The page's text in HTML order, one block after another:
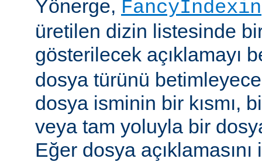
Yönerge,
üretilen dizin listesinde
gösterilecek açıklamayı
dosya türünü
dosya isminin bir kısmı,
veya tam yoluyla bir
Eğer dosya